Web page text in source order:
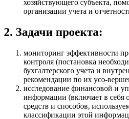
хозяйствующего субъекта,
организации учета и
2. Задачи проекта:
мониторинг эффективности
контроля (постановка
бухгалтерского учета и
рекомендации по их усо-
исследование финансовой и
информации (включает в себя
средств и способов,
классификации этой